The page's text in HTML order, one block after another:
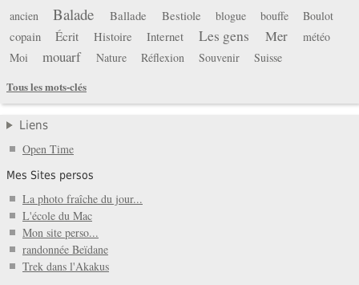
ancien Balade Ballade Bestiole blogue bouffe Boulot
copain Écrit Histoire Internet Les gens Mer
météo
Moi
mouarf Nature Réflexion Souvenir
Suisse
Tous les mots-clés
Liens
Open Time
Mes Sites persos
La photo fraîche du jour...
L'école du Mac
Mon site perso...
randonnée Beïdane
Trek dans l'Akakus